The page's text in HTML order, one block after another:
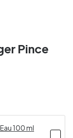
Pince
100 ml